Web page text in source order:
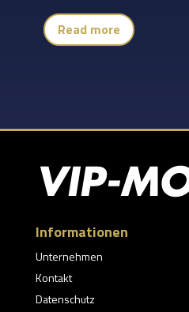
Read more
Informationen
Unternehmen
Kontakt
Datenschutz